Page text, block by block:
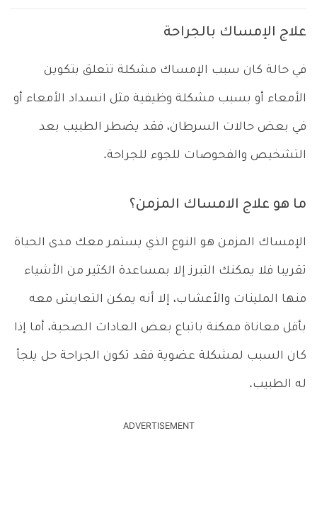
علاج الإمساك بالجراحة
في حالة كان سبب الإمساك مشكلة تتعلق بتكوين
الأمعاء أو بسبب مشكلة وظيفية مثل انسداد الأمعاء أو
في بعض حالات السرطان، فقد يضطر الطبيب بعد
التشخيص والفحوصات للجوء للجراحة.
ما هو علاج الامساك المزمن؟
الإمساك المزمن هو النوع الذي يستمر معك مدى الحياة
تقريبا فلا يمكنك التبرز إلا بمساعدة الكثير من الأشياء
منها الملينات والأعشاب، إلا أنه يمكن التعايش معه
بأقل معاناة ممكنة باتباع بعض العادات الصحية، أما إذا
كان السبب لمشكلة عضوية فقد تكون الجراحة حل يلجأ
له الطبيب.
ADVERTISEMENT